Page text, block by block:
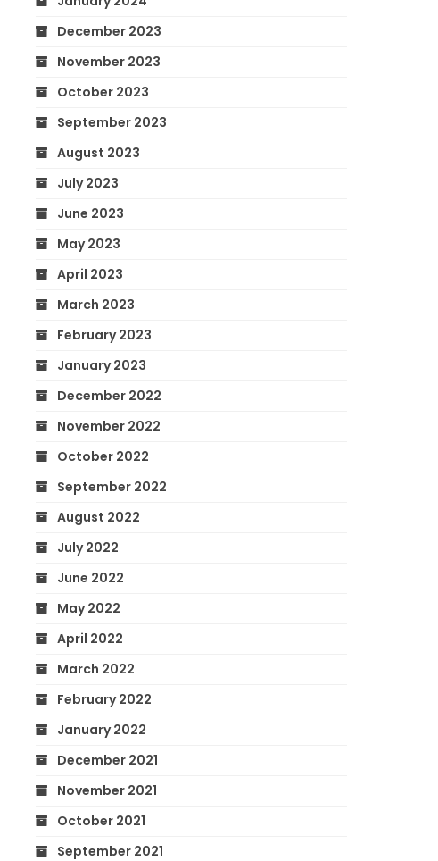
December 2023
November 2023
October 2023
September 2023
August 2023
July 2023
June 2023
May 2023
April 2023
March 2023
February 2023
January 2023
December 2022
November 2022
October 2022
September 2022
August 2022
July 2022
June 2022
May 2022
April 2022
March 2022
February 2022
January 2022
December 2021
November 2021
October 2021
September 2021